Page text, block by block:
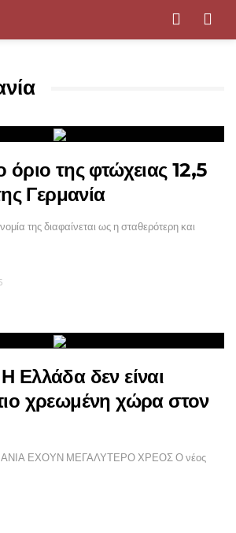
της φτώχειας 12,5
Γερμανία
της διαφαίνεται ως η σταθερότερη και
Ελλάδα δεν είναι
χρεωμένη χώρα στον
ΕΧΟΥΝ ΜΕΓΑΛΥΤΕΡΟ ΧΡΕΟΣ Ο νέος